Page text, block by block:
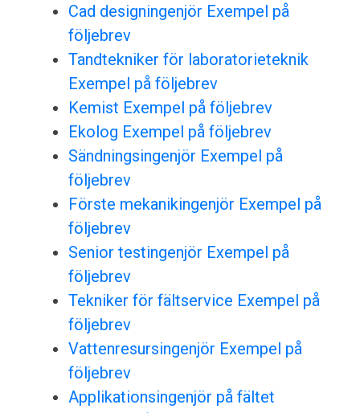
Cad designingenjör Exempel på
följebrev
Tandtekniker för laboratorieteknik
Exempel på följebrev
Kemist Exempel på följebrev
Ekolog Exempel på följebrev
Sändningsingenjör Exempel på
följebrev
Förste mekanikingenjör Exempel på
följebrev
Senior testingenjör Exempel på
följebrev
Tekniker för fältservice Exempel på
följebrev
Vattenresursingenjör Exempel på
följebrev
Applikationsingenjör på fältet